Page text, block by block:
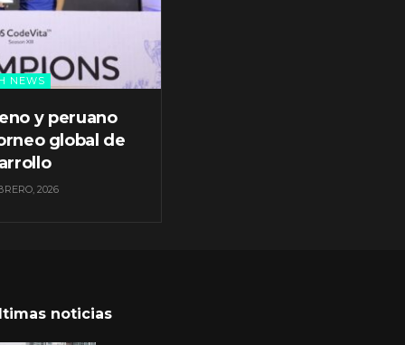
NEWS
y peruano
global de
2026
noticias